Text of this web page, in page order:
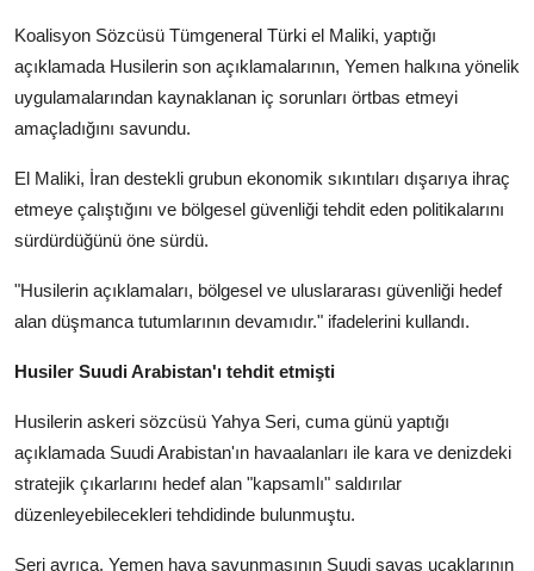
Koalisyon Sözcüsü Tümgeneral Türki el Maliki, yaptığı
açıklamada Husilerin son açıklamalarının, Yemen halkına yönelik
uygulamalarından kaynaklanan iç sorunları örtbas etmeyi
amaçladığını savundu.
El Maliki, İran destekli grubun ekonomik sıkıntıları dışarıya ihraç
etmeye çalıştığını ve bölgesel güvenliği tehdit eden politikalarını
sürdürdüğünü öne sürdü.
"Husilerin açıklamaları, bölgesel ve uluslararası güvenliği hedef
alan düşmanca tutumlarının devamıdır." ifadelerini kullandı.
Husiler Suudi Arabistan'ı tehdit etmişti
Husilerin askeri sözcüsü Yahya Seri, cuma günü yaptığı
açıklamada Suudi Arabistan'ın havaalanları ile kara ve denizdeki
stratejik çıkarlarını hedef alan "kapsamlı" saldırılar
düzenleyebilecekleri tehdidinde bulunmuştu.
Seri ayrıca, Yemen hava savunmasının Suudi savaş uçaklarının